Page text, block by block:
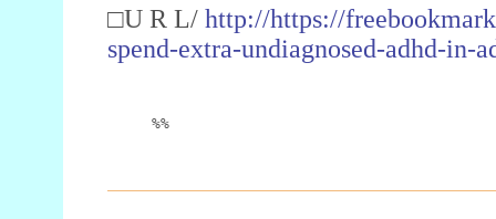
□U R L/ http://https://
spend-extra-undiagnosed-adhd-in-
%%